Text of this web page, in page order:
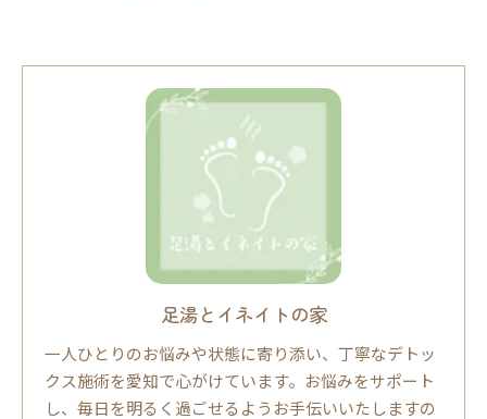
足湯とイネイトの家
一人ひとりのお悩みや状態に寄り添い、丁寧なデトッ
クス施術を愛知で心がけています。お悩みをサポート
し、毎日を明るく過ごせるようお手伝いいたしますの